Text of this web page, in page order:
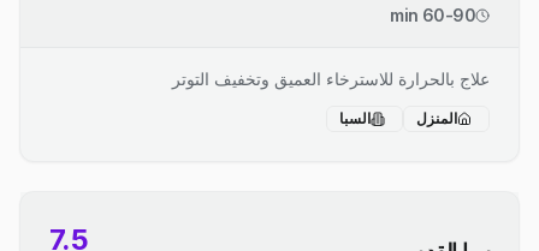
60-90 min
علاج بالحرارة للاسترخاء العميق وتخفيف التوتر
المنزل السبا
7.5